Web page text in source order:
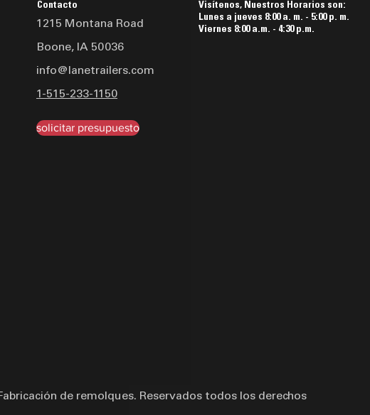
Contacto
1215 Montana Road
Boone, IA 50036
info@lanetrailers.com
1-515-233-1150
solicitar presupuesto
Visítenos, Nuestros Horarios son:
Lunes a jueves 8:00 a. m. - 5:00 p. m.
Viernes 8:00 a.m. - 4:30 p.m.
de remolques. Reservados todos los derechos